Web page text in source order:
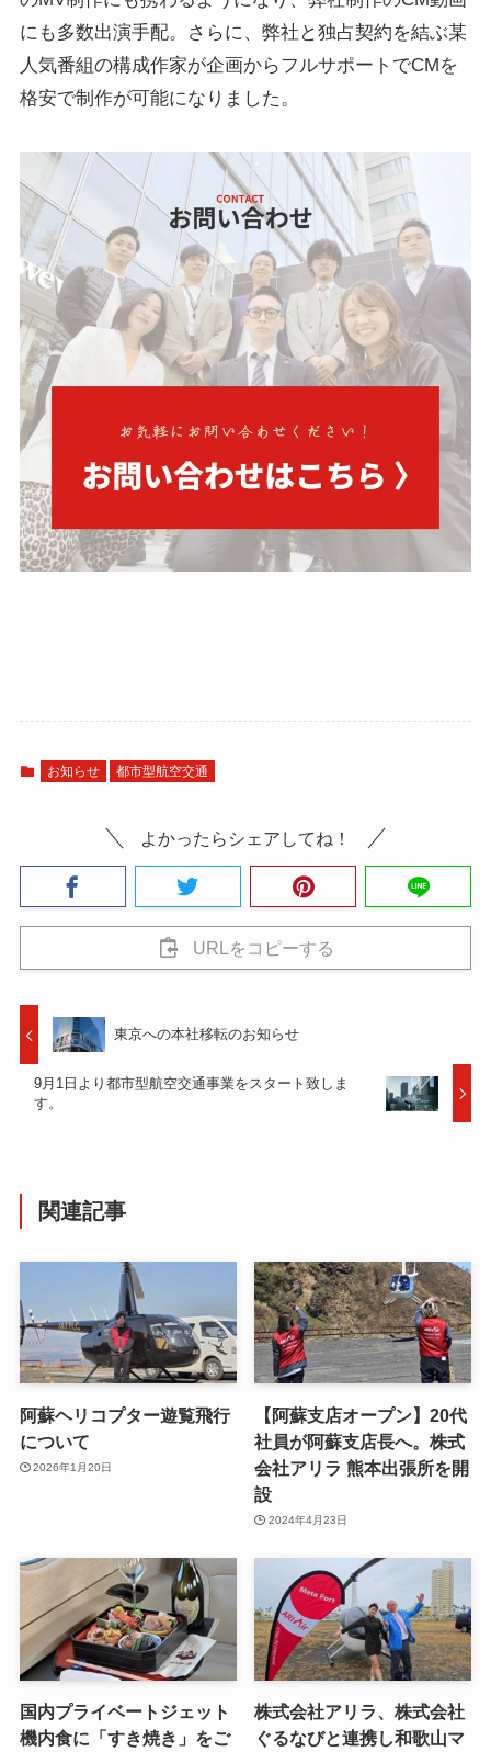
にも多数出演手配。さらに、弊社と独占契約を結ぶ某
人気番組の構成作家が企画からフルサポートでCMを
格安で制作が可能になりました。
お知らせ 都市型航空交通
よかったらシェアしてね！
URLをコピーする
東京への本社移転のお知らせ
9月1日より都市型航空交通事業をスタート致しま
す。
関連記事
阿蘇ヘリコプター遊覧飛行
について
2026年1月20日
【阿蘇支店オープン】20代
社員が阿蘇支店長へ。株式
会社アリラ 熊本出張所を開
設
2024年4月23日
国内プライベートジェット
機内食に「すき焼き」をご
株式会社アリラ、株式会社
ぐるなびと連携し和歌山マ